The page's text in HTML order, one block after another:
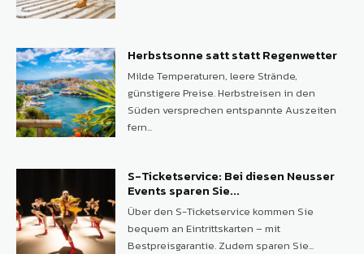
Herbstsonne satt statt Regenwetter
Milde Temperaturen, leere Strände,
günstigere Preise. Herbstreisen in den
Süden versprechen entspannte Auszeiten
fern...
S-Ticketservice: Bei diesen Neusser
Events sparen Sie...
Über den S-Ticketservice kommen Sie
bequem an Eintrittskarten – mit
Bestpreisgarantie. Zudem sparen Sie...